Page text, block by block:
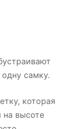
самку.
которая
на высоте